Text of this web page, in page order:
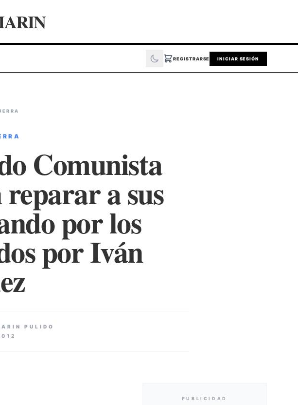
REGISTRARSE INICIAR SESIÓN
Comunista
a sus
por los
por Iván
PULIDO
PUBLICIDAD